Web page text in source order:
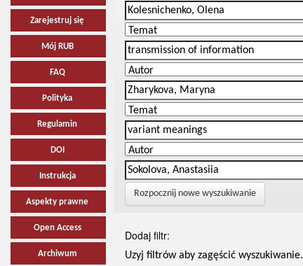
Zarejestruj się
Mój RUB
FAQ
Polityka
Regulamin
DOI
Instrukcja
Aspekty prawne
Open Access
Archiwum
Rozpocznij nowe wyszukiwanie
Dodaj filtr:
Uzyj filtrów aby zagęścić wyszukiwanie.